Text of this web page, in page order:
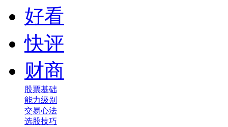
好看
快评
财商
股票基础
能力级别
交易心法
选股技巧